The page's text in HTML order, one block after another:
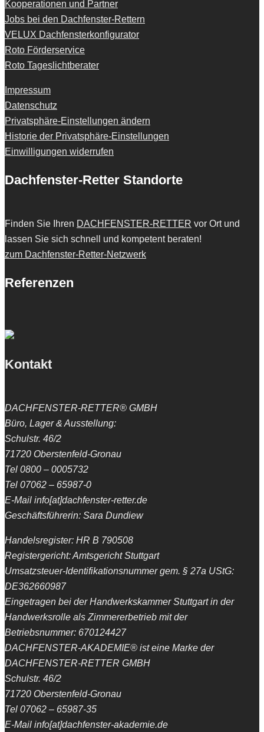
Kooperationen und Partner
Jobs bei den Dachfenster-Rettern
VELUX Dachfensterkonfigurator
Roto Förderservice
Roto Tageslichtberater
Impressum
Datenschutz
Privatsphäre-Einstellungen ändern
Historie der Privatsphäre-Einstellungen
Einwilligungen widerrufen
Dachfenster-Retter Standorte
Finden Sie Ihren DACHFENSTER-RETTER vor Ort und
lassen Sie sich schnell und kompetent beraten!
zum Dachfenster-Retter-Netzwerk
Referenzen
Kontakt
DACHFENSTER-RETTER® GMBH
Büro, Lager & Ausstellung:
Schulstr. 46/2
71720 Oberstenfeld-Gronau
Tel 0800 – 0005732
Tel 07062 – 65987-0
E-Mail info[at]dachfenster-retter.de
Geschäftsführerin: Sara Dundiew
Handelsregister: HR B 790508
Registergericht: Amtsgericht Stuttgart
Umsatzsteuer-Identifikationsnummer gem. § 27a UStG:
DE362660987
Eingetragen bei der Handwerkskammer Stuttgart in der
Handwerksrolle als Zimmererbetrieb mit der
Betriebsnummer: 670124427
DACHFENSTER-AKADEMIE® ist eine Marke der
DACHFENSTER-RETTER GMBH
Schulstr. 46/2
71720 Oberstenfeld-Gronau
Tel 07062 – 65987-35
E-Mail info[at]dachfenster-akademie.de